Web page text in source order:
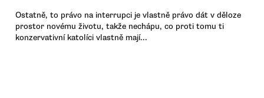
Ostatně, to právo na interrupci je vlastně právo dát v děloze
prostor novému životu, takže nechápu, co proti tomu ti
konzervativní katolíci vlastně mají...